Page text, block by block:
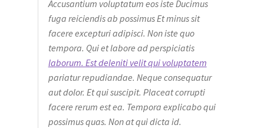
Accusantium voluptatum eos iste Ducimus
fuga reiciendis ab possimus Et minus sit
facere excepturi adipisci. Non iste quo
tempora. Qui et labore ad perspiciatis
laborum. Est deleniti velit qui voluptatem
pariatur repudiandae. Neque consequatur
aut dolor. Et qui suscipit. Placeat corrupti
facere rerum est ea. Tempora explicabo qui
possimus quas. Non at qui dicta id.